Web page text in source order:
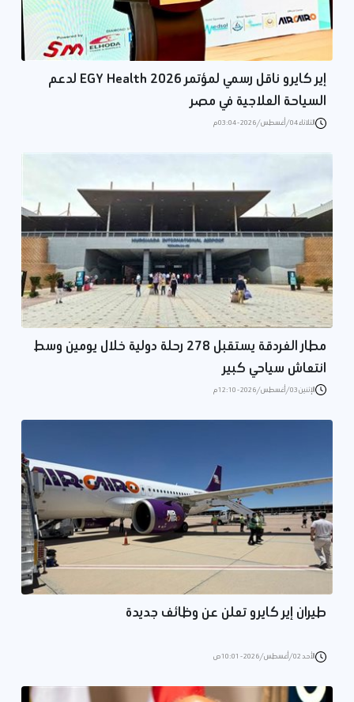
إير كايرو ناقل رسمي لمؤتمر EGY Health 2026 لدعم
السياحة العلاجية في مصر
الثلاثاء 04/أغسطس/2026 - 03:04 م
مطار الغردقة يستقبل 278 رحلة دولية خلال يومين وسط
انتعاش سياحي كبير
الإثنين 03/أغسطس/2026 - 12:10 م
طيران إير كايرو تعلن عن وظائف جديدة
الأحد 02/أغسطس/2026 - 10:01 ص